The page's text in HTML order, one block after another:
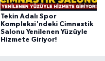
Tekin Adalı Spor
Kompleksi'ndeki Cimnastik
Salonu Yenilenen Yüzüyle
Hizmete Giriyor!